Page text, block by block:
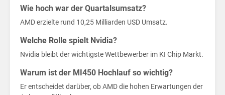
Wie hoch war der Quartalsumsatz?
AMD erzielte rund 10,25 Milliarden USD Umsatz.
Welche Rolle spielt Nvidia?
Nvidia bleibt der wichtigste Wettbewerber im KI Chip Markt.
Warum ist der MI450 Hochlauf so wichtig?
Er entscheidet darüber, ob AMD die hohen Erwartungen der